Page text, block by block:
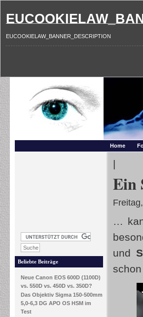
EUCOOKIELAW_BANNER_DESCRIPTION
Home
Beliebte Beiträge
Neue Canon EOS 600D (1100D)
vs. 550D vs. 450D vs. 350D?
Das Objektiv Sigma 150-500mm
5,0-6,3 DG APO OS HSM im
Test
|
Ein
…
und